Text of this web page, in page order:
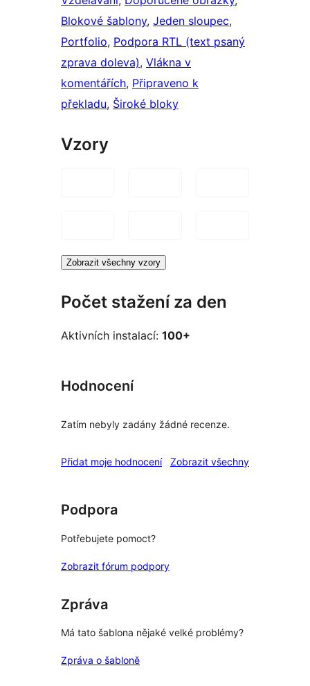
Blokové šablony, Jeden sloupec
Portfolio, Podpora RTL (text psaný
zprava doleva), Vlákna v
komentářích, Připraveno k
překladu, Široké bloky
Vzory
Zobrazit všechny vzory
Počet stažení za den
Aktivních instalací: 100+
Hodnocení
Zatím nebyly zadány žádné recenze.
Přidat moje hodnocení Zobrazit všechnyrecenze
Podpora
Potřebujete pomoct?
Zobrazit fórum podpory
Zpráva
Má tato šablona nějaké velké problémy?
Zpráva o šabloně